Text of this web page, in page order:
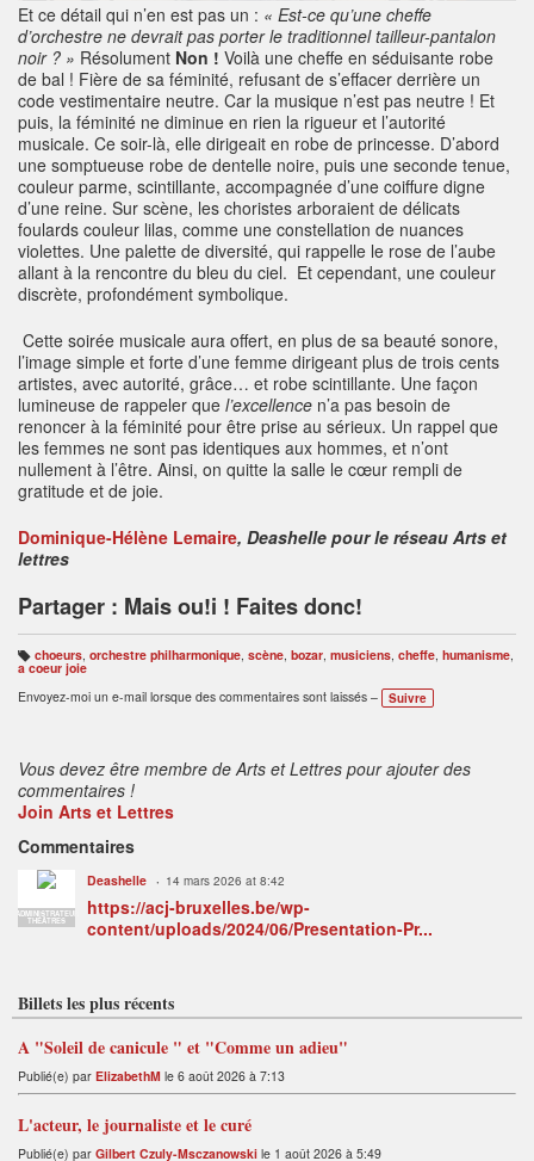
Et ce détail qui n’en est pas un : « Est-ce qu’une cheffe
d’orchestre ne devrait pas porter le traditionnel tailleur-pantalon
noir ? » Résolument Non ! Voilà une cheffe en séduisante robe
de bal ! Fière de sa féminité, refusant de s’effacer derrière un
code vestimentaire neutre. Car la musique n’est pas neutre ! Et
puis, la féminité ne diminue en rien la rigueur et l’autorité
musicale. Ce soir-là, elle dirigeait en robe de princesse. D’abord
une somptueuse robe de dentelle noire, puis une seconde tenue,
couleur parme, scintillante, accompagnée d’une coiffure digne
d’une reine. Sur scène, les choristes arboraient de délicats
foulards couleur lilas, comme une constellation de nuances
violettes. Une palette de diversité, qui rappelle le rose de l’aube
allant à la rencontre du bleu du ciel. Et cependant, une couleur
discrète, profondément symbolique.
Cette soirée musicale aura offert, en plus de sa beauté sonore,
l’image simple et forte d’une femme dirigeant plus de trois cents
artistes, avec autorité, grâce… et robe scintillante. Une façon
lumineuse de rappeler que l’excellence n’a pas besoin de
renoncer à la féminité pour être prise au sérieux. Un rappel que
les femmes ne sont pas identiques aux hommes, et n’ont
nullement à l’être. Ainsi, on quitte la salle le cœur rempli de
gratitude et de joie.
Dominique-Hélène Lemaire, Deashelle pour le réseau Arts et
lettres
Partager : Mais ou!i ! Faites donc!
B
ali
s
e
choeurs, orchestre philharmonique, scène, bozar, musiciens, cheffe, humanisme,
a coeur joie
Envoyez-moi un e-mail lorsque des commentaires sont laissés –
Suivre
Vous devez être membre de Arts et Lettres pour ajouter des
commentaires !
Join Arts et Lettres
Commentaires
ADMINISTRATEUR
THÉÂTRES
Deashelle 14 mars 2026 at 8:42
https://acj-bruxelles.be/wp-
content/uploads/2024/06/Presentation-Pr...
Billets les plus récents
A "Soleil de canicule " et "Comme un adieu"
Publié(e) par ElizabethM le 6 août 2026 à 7:13
L'acteur, le journaliste et le curé
Publié(e) par Gilbert Czuly-Msczanowski le 1 août 2026 à 5:49